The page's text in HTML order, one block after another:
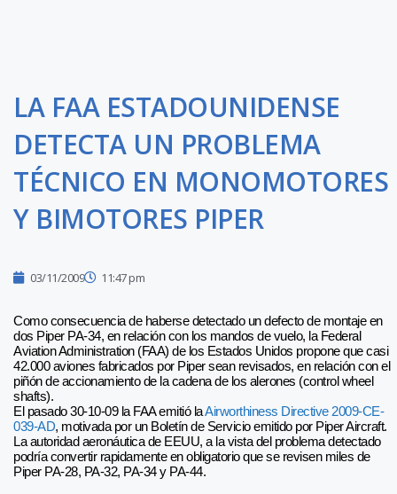
LA FAA ESTADOUNIDENSE
DETECTA UN PROBLEMA
TÉCNICO EN MONOMOTORES
Y BIMOTORES PIPER
03/11/2009 11:47 pm
Como consecuencia de haberse detectado un defecto de montaje en
dos Piper PA-34, en relación con los mandos de vuelo, la Federal
Aviation Administration (FAA) de los Estados Unidos propone que casi
42.000 aviones fabricados por Piper sean revisados, en relación con el
piñón de accionamiento de la cadena de los alerones (control wheel
shafts).
El pasado 30-10-09 la FAA emitió laAirworthiness Directive 2009-CE-
039-AD, motivada por un Boletín de Servicio emitido por Piper Aircraft.
La autoridad aeronáutica de EEUU, a la vista del problema detectado
podría convertir rapidamente en obligatorio que se revisen miles de
Piper PA-28, PA-32, PA-34 y PA-44.